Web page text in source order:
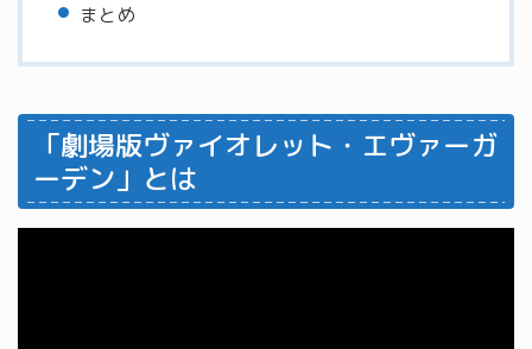
まとめ
「劇場版ヴァイオレット・エヴァーガ
ーデン」とは